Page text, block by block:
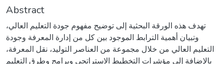
Abstract
تهدف هذه الورقة البحثية إلى توضيح مفهوم جودة التعليم العالي،
وتبيان أهمية الترابط الموجود بين كل من إدارة المعرفة وجودة
التعليم العالي من خلال مجموعة من العناصر التوليد، نقل المعرفة،
بالإضافة إلى مؤشرات التخطيط الاستراتجي وبرامج وطرق التعليم